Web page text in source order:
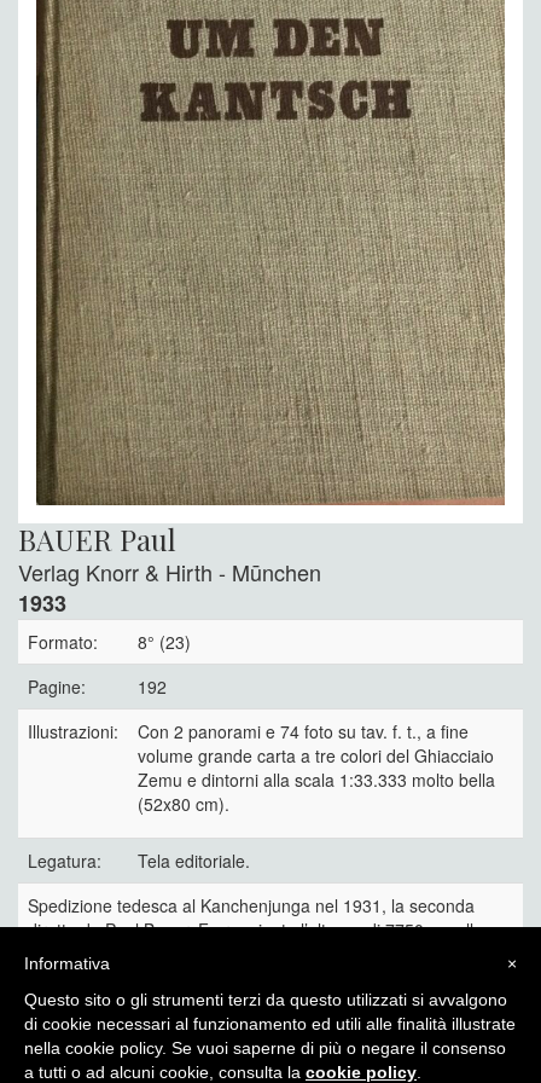
BAUER Paul
Verlag Knorr & Hirth - Mūnchen
1933
Formato:
8° (23)
Pagine:
192
Illustrazioni:
Con 2 panorami e 74 foto su tav. f. t., a fine
volume grande carta a tre colori del Ghiacciaio
Zemu e dintorni alla scala 1:33.333 molto bella
(52x80 cm).
Legatura:
Tela editoriale.
Spedizione tedesca al Kanchenjunga nel 1931, la seconda
diretta da Paul Bauer. Fu raggiunta l’altezza di 7750 m sulla
accidentata cresta dello Sperone orientale.
60 €
×
Informativa
Questo sito o gli strumenti terzi da questo utilizzati si avvalgono
di cookie necessari al funzionamento ed utili alle finalità illustrate
nella cookie policy. Se vuoi saperne di più o negare il consenso
a tutti o ad alcuni cookie, consulta la cookie policy